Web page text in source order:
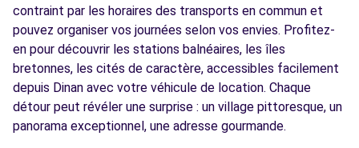
contraint par les horaires des transports en commun et
pouvez organiser vos journées selon vos envies. Profitez-
en pour découvrir les stations balnéaires, les îles
bretonnes, les cités de caractère, accessibles facilement
depuis Dinan avec votre véhicule de location. Chaque
détour peut révéler une surprise : un village pittoresque, un
panorama exceptionnel, une adresse gourmande.